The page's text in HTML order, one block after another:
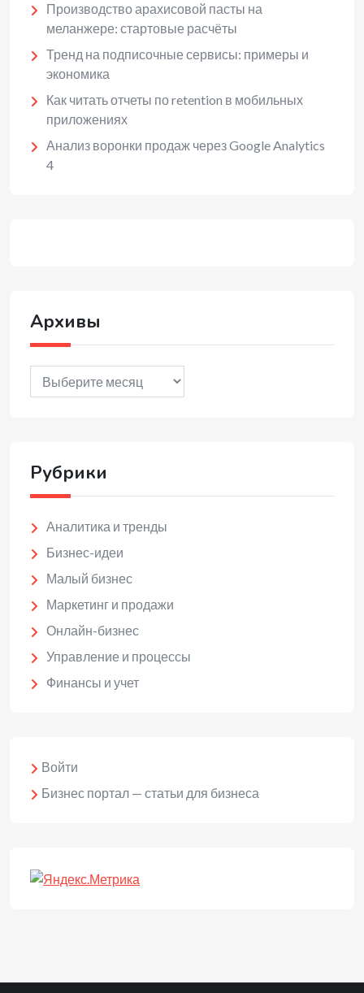
Производство арахисовой пасты на
меланжере: стартовые расчёты
Тренд на подписочные сервисы: примеры и
экономика
Как читать отчеты по retention в мобильных
приложениях
Анализ воронки продаж через Google Analytics
4
Архивы
Архивы
Рубрики
Аналитика и тренды
Бизнес-идеи
Малый бизнес
Маркетинг и продажи
Онлайн-бизнес
Управление и процессы
Финансы и учет
Войти
Бизнес портал — статьи для бизнеса